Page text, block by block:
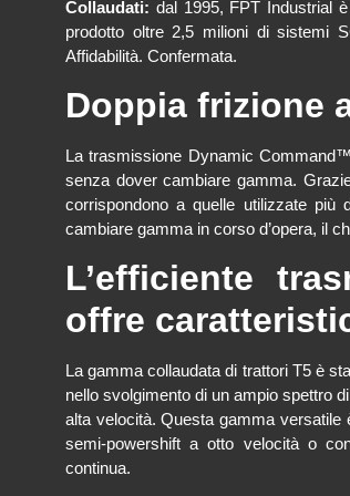
Collaudati: dal 1995, FPT Industrial
prodotto oltre 2,5 milioni di sistemi
Affidabilità. Confermata.
Doppia frizione
La trasmissione Dynamic
senza dover cambiare gamma.
corrispondono a quelle utilizzate
cambiare gamma in corso d’opera, il
L’efficiente
offre
La gamma collaudata di trattori T5 è
nello svolgimento di un ampio spettro
alta velocità. Questa gamma
semi-powershift a otto velocità o
continua.